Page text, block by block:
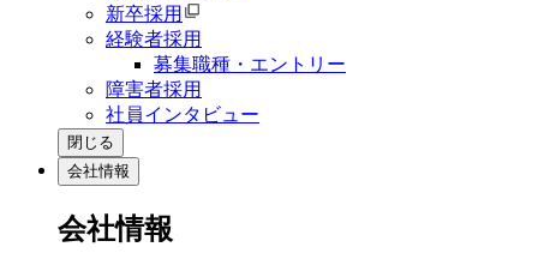
新卒採用
経験者採用
募集職種・エントリー
障害者採用
社員インタビュー
閉じる
会社情報
会社情報